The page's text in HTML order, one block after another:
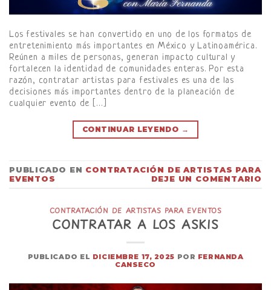
Los festivales se han convertido en uno de los formatos de
entretenimiento más importantes en México y Latinoamérica.
Reúnen a miles de personas, generan impacto cultural y
fortalecen la identidad de comunidades enteras. Por esta
razón, contratar artistas para festivales es una de las
decisiones más importantes dentro de la planeación de
cualquier evento de […]
CONTINUAR LEYENDO →
PUBLICADO EN CONTRATACIÓN DE ARTISTAS PARA
EVENTOS
DEJE UN COMENTARIO
CONTRATACIÓN DE ARTISTAS PARA EVENTOS
CONTRATAR A LOS ASKIS
PUBLICADO EL DICIEMBRE 17, 2025 POR FERNANDA
CANSECO